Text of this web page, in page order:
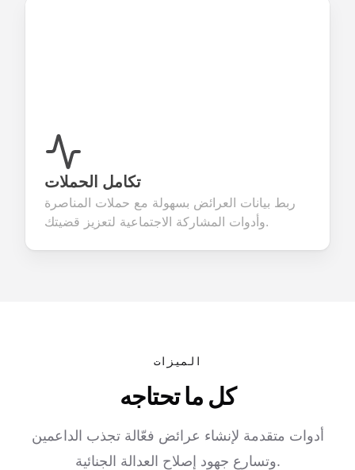
تكامل الحملات
ربط بيانات العرائض بسهولة مع حملات المناصرة
وأدوات المشاركة الاجتماعية لتعزيز قضيتك.
الميزات
كل ما تحتاجه
أدوات متقدمة لإنشاء عرائض فعّالة تجذب الداعمين
وتسارع جهود إصلاح العدالة الجنائية.